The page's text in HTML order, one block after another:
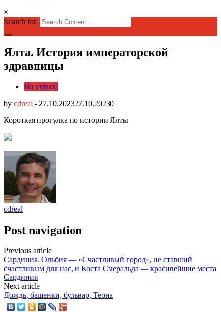
×
Search for:
Ялта. История императорской
здравницы
На отдых!
by cdreal - 27.10.202327.10.20230
Короткая прогулка по истории Ялты
cdreal
Post navigation
Previous article
Сардиния. Ольбия — «Счастливый город», не ставший
счастливым для нас, и Коста Смеральда — красивейшие места
Сардинии
Next article
Дождь, башенки, бульвар, Теона